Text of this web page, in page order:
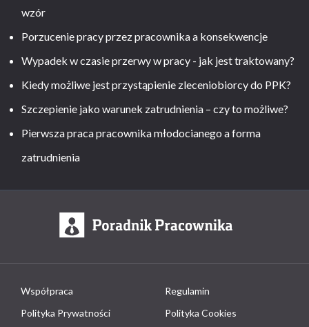
wzór
Porzucenie pracy przez pracownika a konsekwencje
Wypadek w czasie przerwy w pracy - jak jest traktowany?
Kiedy możliwe jest przystąpienie zleceniobiorcy do PPK?
Szczepienie jako warunek zatrudnienia – czy to możliwe?
Pierwsza praca pracownika młodocianego a forma
zatrudnienia
Współpraca
Regulamin
Polityka Prywatności
Polityka Cookies